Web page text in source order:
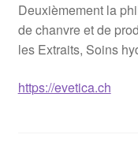
Deuxièmement la
de chanvre et de
les Extraits, Soins
https://evetica.ch